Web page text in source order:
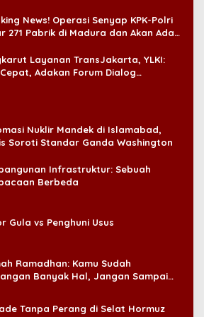
News! Operasi Senyap KPK-Polri
271 Pabrik di Madura dan Akan Ada
Layanan TransJakarta, YLKI:
Adakan Forum Dialog
Nuklir Mandek di Islamabad,
Soroti Standar Ganda Washington
Infrastruktur: Sebuah
Berbeda
Gula vs Penghuni Usus
Ramadhan: Kamu Sudah
Banyak Hal, Jangan Sampai
Tanpa Perang di Selat Hormuz